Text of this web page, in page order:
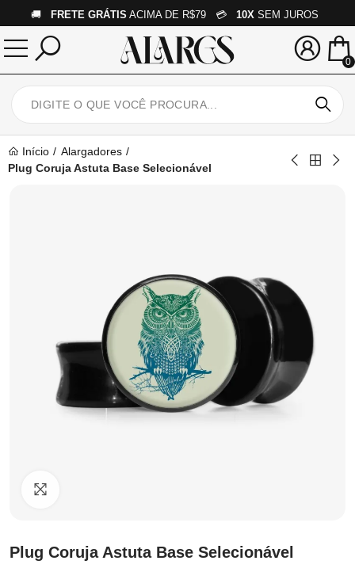
🚚 FRETE GRÁTIS ACIMA DE R$79 💳 10X SEM JUROS
0
Início
Alargadores
Plug Coruja Astuta Base Selecionável
Plug Coruja Astuta Base Selecionável